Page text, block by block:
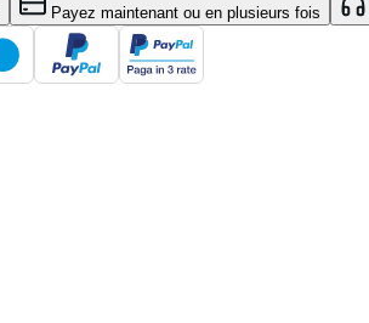
Payez maintenant ou en plusieurs fois